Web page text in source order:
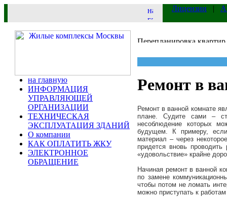
Лицензии |
на главную
ИНФОРМАЦИЯ
УПРАВЛЯЮЩЕЙ
ОРГАНИЗАЦИИ
ТЕХНИЧЕСКАЯ
ЭКСПЛУАТАЦИЯ ЗДАНИЙ
О компании
КАК ОПЛАТИТЬ ЖКУ
ЭЛЕКТРОННОЕ
ОБРАЩЕНИЕ
Ремонт в
Ремонт в ванной комнате
плане. Судите сами –
несоблюдение которых
будущем. К примеру,
материал – через
придется вновь
«удовольствие» крайне
Начиная ремонт в ванной
по замене
чтобы потом не ломать
можно приступать к